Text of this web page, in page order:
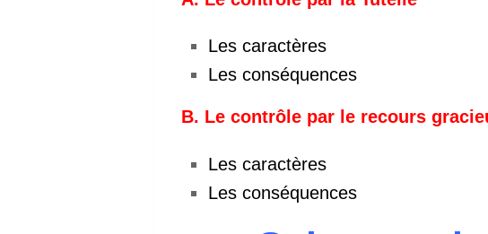
Les caractères
Les conséquences
B. Le contrôle par le recours
Les caractères
Les conséquences